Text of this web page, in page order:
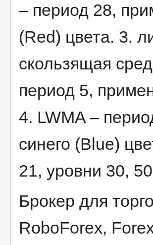
– период 28,
(Red) цвета. 3.
скользящая
период 5,
4. LWMA –
синего (Blue)
21, уровни 30,
Брокер для
RoboForex,